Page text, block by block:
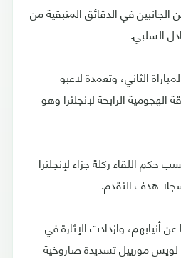
في الدقائق المتبقية من
السلبي.
الثاني، وتعمدة لاعبو
الهجومية الرابحة لإنجلترا وهو
الدقيقة 57 احتسب حكم اللقاء ركلة جزاء لإنجلترا
هدف التقدم.
أنيابهم، وازدادت الإثارة في
لويس مورييل تسديدة صاروخية